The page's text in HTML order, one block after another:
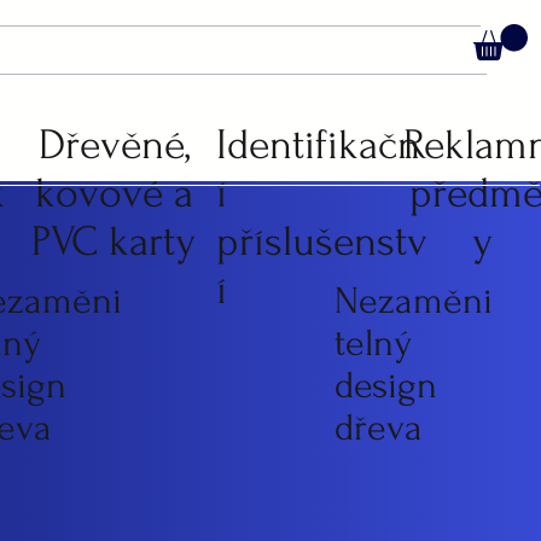
Dřevěné,
kovové a
PVC karty
Identifikačn
í
příslušenstv
í
y
Nezaměni
telný
design
dřeva